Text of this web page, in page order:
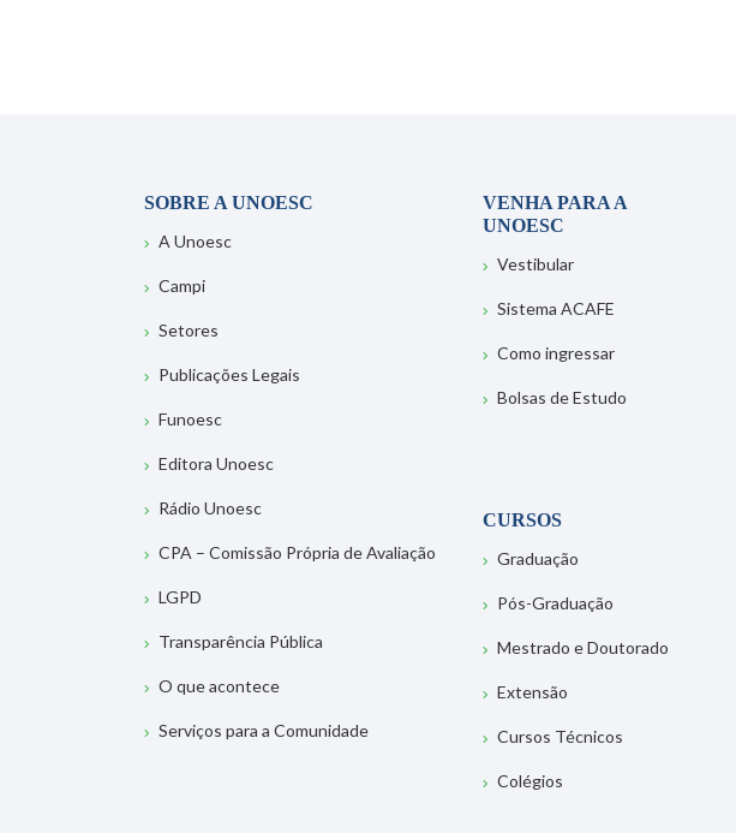
SOBRE A UNOESC
A Unoesc
Campi
Setores
Publicações Legais
Funoesc
Editora Unoesc
Rádio Unoesc
CPA – Comissão Própria de Avaliação
LGPD
Transparência Pública
O que acontece
Serviços para a Comunidade
VENHA PARA A
UNOESC
Vestibular
Sistema ACAFE
Como ingressar
Bolsas de Estudo
CURSOS
Graduação
Pós-Graduação
Mestrado e Doutorado
Extensão
Cursos Técnicos
Colégios